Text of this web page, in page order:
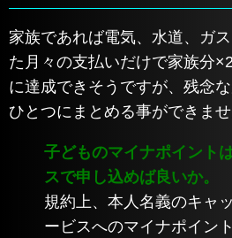
家族であれば電気、水道、ガ
た月々の支払いだけで家族分
に達成できそうですが、残念
ひとつにまとめる事ができませ
子どものマイナポイント
スで申し込めば良いか。
規約上、本人名義のキャ
ービスへのマイナポイン